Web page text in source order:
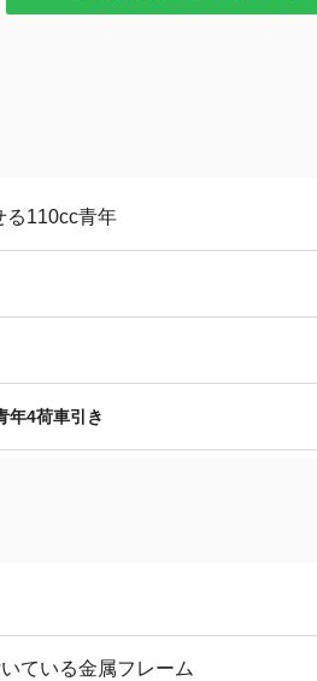
る110cc青年
年4荷車引き
ている金属フレーム